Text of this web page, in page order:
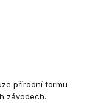
přírodní formu
závodech.